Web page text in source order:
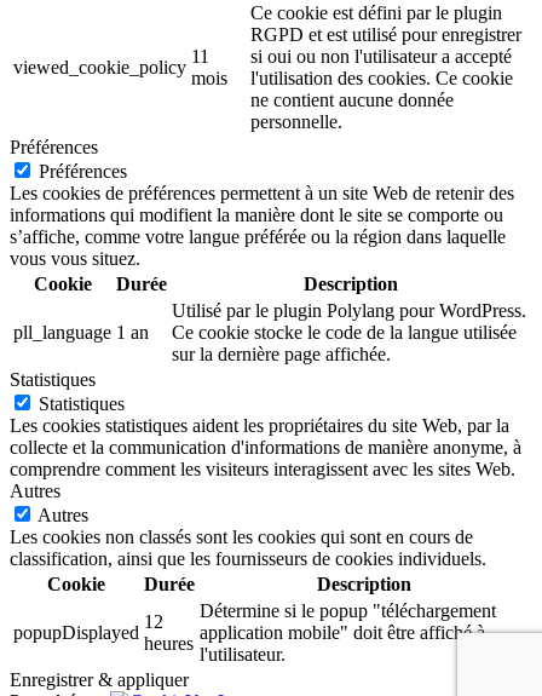
viewed_cookie_policy
11
mois
Ce cookie est défini par le plugin
RGPD et est utilisé pour enregistrer
si oui ou non l'utilisateur a accepté
l'utilisation des cookies. Ce cookie
ne contient aucune donnée
personnelle.
Préférences
Préférences
Les cookies de préférences permettent à un site Web de retenir des
informations qui modifient la manière dont le site se comporte ou
s’affiche, comme votre langue préférée ou la région dans laquelle
vous vous situez.
Cookie
Durée Description
pll_language 1 an
Utilisé par le plugin Polylang pour WordPress.
Ce cookie stocke le code de la langue utilisée
sur la dernière page affichée.
Statistiques
Statistiques
Les cookies statistiques aident les propriétaires du site Web, par la
collecte et la communication d'informations de manière anonyme, à
comprendre comment les visiteurs interagissent avec les sites Web.
Autres
Autres
Les cookies non classés sont les cookies qui sont en cours de
classification, ainsi que les fournisseurs de cookies individuels.
Cookie
Durée Description
popupDisplayed
12
heures
Détermine si le popup "téléchargement
application mobile" doit être affiché à
l'utilisateur.
Enregistrer & appliquer